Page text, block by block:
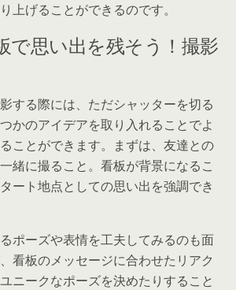
上げることができるのです。
で思い出を残そう！撮影
する際には、ただシャッターを切る
かのアイデアを取り入れることでよ
ことができます。まずは、友達との
緒に撮ること。看板が背景になるこ
ート地点としての思い出を強調でき
ポーズや表情を工夫してみるのも面
看板のメッセージに合わせたリアク
ニークなポーズを決めたりすること